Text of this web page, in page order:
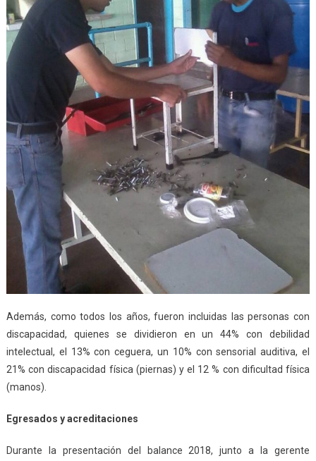
Además, como todos los años, fueron incluidas las personas con
discapacidad, quienes se dividieron en un 44% con debilidad
intelectual, el 13% con ceguera, un 10% con sensorial auditiva, el
21% con discapacidad física (piernas) y el 12 % con dificultad física
(manos).
Egresados y acreditaciones
Durante la presentación del balance 2018, junto a la gerente